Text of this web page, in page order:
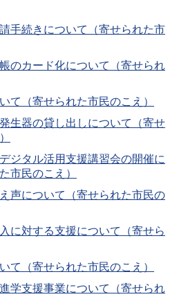
手続きについて（寄せられた市
のカード化について（寄せられ
て（寄せられた市民のこえ）
生器の貸し出しについて（寄せ
ジタル活用支援講習会の開催に
市民のこえ）
声について（寄せられた市民の
に対する支援について（寄せら
て（寄せられた市民のこえ）
学支援事業について（寄せられ